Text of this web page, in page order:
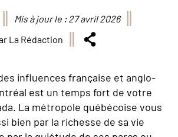
Mis à jour le : 27 avril 2026
La Rédaction
influences française et anglo-
est un temps fort de votre
La métropole québécoise vous
bien par la richesse de sa vie